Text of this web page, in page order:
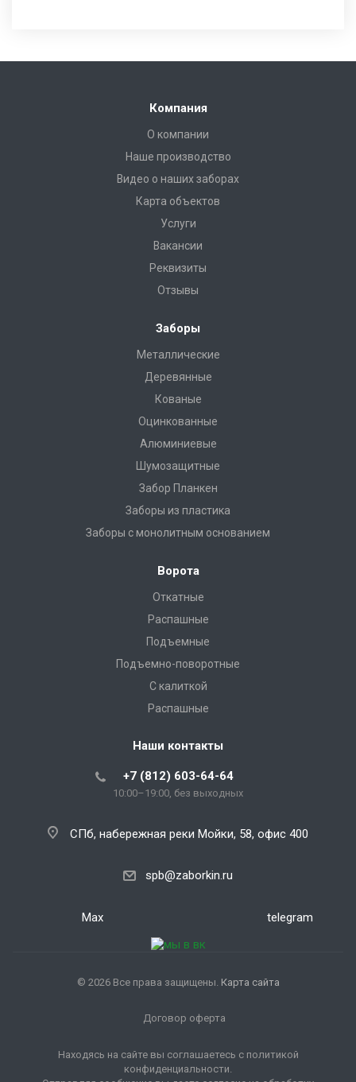
Компания
О компании
Наше производство
Видео о наших заборах
Карта объектов
Услуги
Вакансии
Реквизиты
Отзывы
Заборы
Металлические
Деревянные
Кованые
Оцинкованные
Алюминиевые
Шумозащитные
Забор Планкен
Заборы из пластика
Заборы с монолитным основанием
Ворота
Откатные
Распашные
Подъемные
Подъемно-поворотные
С калиткой
Распашные
Наши контакты
+7 (812) 603-64-64
10:00–19:00, без выходных
СПб, набережная реки Мойки, 58, офис 400
spb@zaborkin.ru
Max telegram
© 2026 Все права защищены. Карта сайта
Договор оферта
Находясь на сайте вы соглашаетесь с политикой
конфиденциальности.